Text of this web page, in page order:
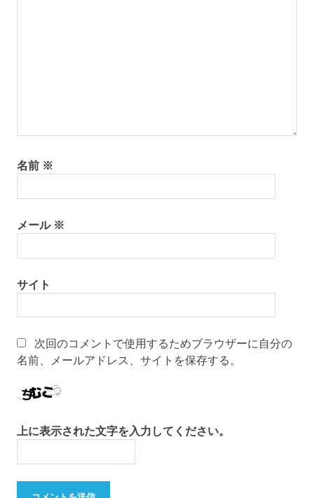
名前 ※
メール ※
サイト
次回のコメントで使用するためブラウザーに自分の
名前、メールアドレス、サイトを保存する。
上に表示された文字を入力してください。